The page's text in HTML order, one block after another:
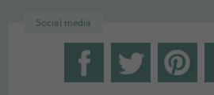
Social media